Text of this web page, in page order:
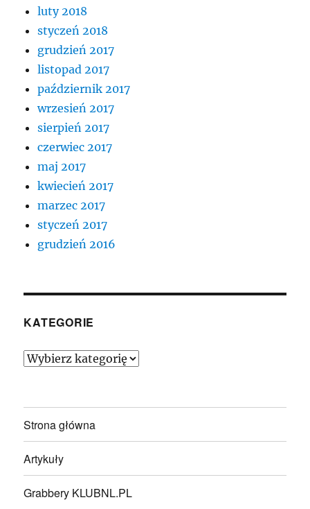
luty 2018
styczeń 2018
grudzień 2017
listopad 2017
październik 2017
wrzesień 2017
sierpień 2017
czerwiec 2017
maj 2017
kwiecień 2017
marzec 2017
styczeń 2017
grudzień 2016
KATEGORIE
Kategorie
Strona główna
Artykuły
Grabbery KLUBNL.PL